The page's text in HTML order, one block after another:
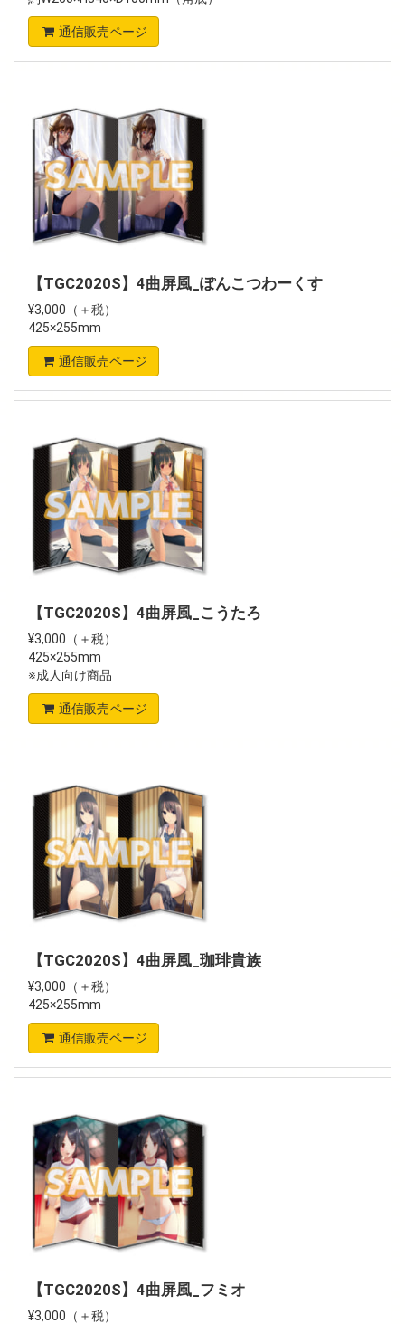
通信販売ページ
【TGC2020S】4曲屏風_ぽんこつわーくす
¥3,000（＋税）
425×255mm
通信販売ページ
【TGC2020S】4曲屏風_こうたろ
¥3,000（＋税）
425×255mm
※成人向け商品
通信販売ページ
【TGC2020S】4曲屏風_珈琲貴族
¥3,000（＋税）
425×255mm
通信販売ページ
【TGC2020S】4曲屏風_フミオ
¥3,000（＋税）